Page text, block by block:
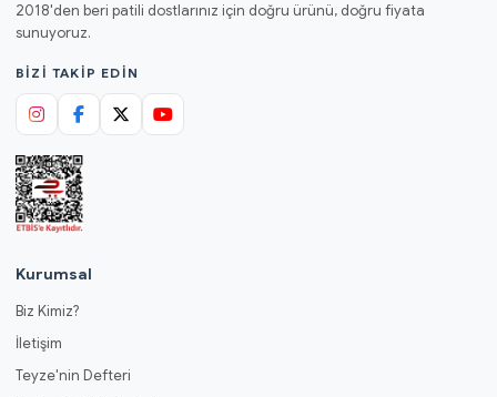
2018'den beri patili dostlarınız için doğru ürünü, doğru fiyata
sunuyoruz.
BIZI TAKIP EDIN
Kurumsal
Biz Kimiz?
İletişim
Teyze'nin Defteri